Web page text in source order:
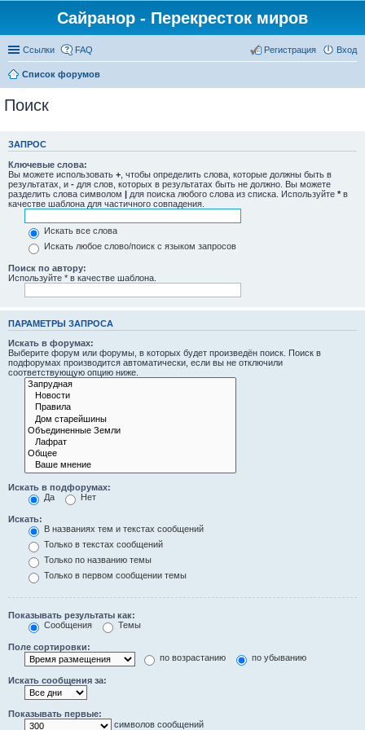
Сайранор - Перекресток миров
Ссылки FAQ Вход
Регистрация
Список форумов
Поиск
ЗАПРОС
Ключевые слова:
Вы можете использовать + , чтобы определить слова, которые должны быть в
результатах, и - для слов, которых в результатах быть не должно. Вы можете
разделить слова символом | для поиска любого слова из списка. Используйте * в
качестве шаблона для частичного совпадения.
Искать все слова
Искать любое слово/поиск с языком запросов
Поиск по автору:
Используйте * в качестве шаблона.
ПАРАМЕТРЫ ЗАПРОСА
Искать в форумах:
Выберите форум или форумы, в которых будет произведён поиск. Поиск в
подфорумах производится автоматически, если вы не отключили
соответствующую опцию ниже.
Искать в подфорумах:
Да
Нет
Искать:
В названиях тем и текстах сообщений
Только в текстах сообщений
Только по названию темы
Только в первом сообщении темы
Показывать результаты как:
Сообщения
Темы
Поле сортировки:
по возрастанию
по убыванию
Искать сообщения за:
Показывать первые:
символов сообщений